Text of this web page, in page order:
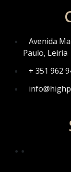
Avenida
Paulo, Leiria
+ 351 962